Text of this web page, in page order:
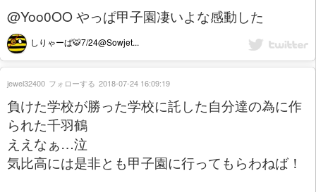
@Yoo0OO やっぱ甲子園凄いよな感動した
しりゃーぱ🐯7/24@Sowjet...
負けた学校が勝った学校に託した自分達の為に作
られた千羽鶴
ええなぁ…泣
気比高には是非とも甲子園に行ってもらわねば！
jewel32400 フォローする 2018-07-24 16:09:19